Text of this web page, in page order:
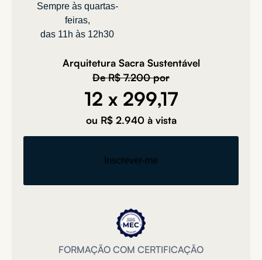
Sempre às quartas-
feiras,
das 11h às 12h30
Arquitetura Sacra Sustentável
De R$ 7.200 por
12 x 299,17
ou R$ 2.940 à vista
Inscrever-me
FORMAÇÃO COM CERTIFICAÇÃO